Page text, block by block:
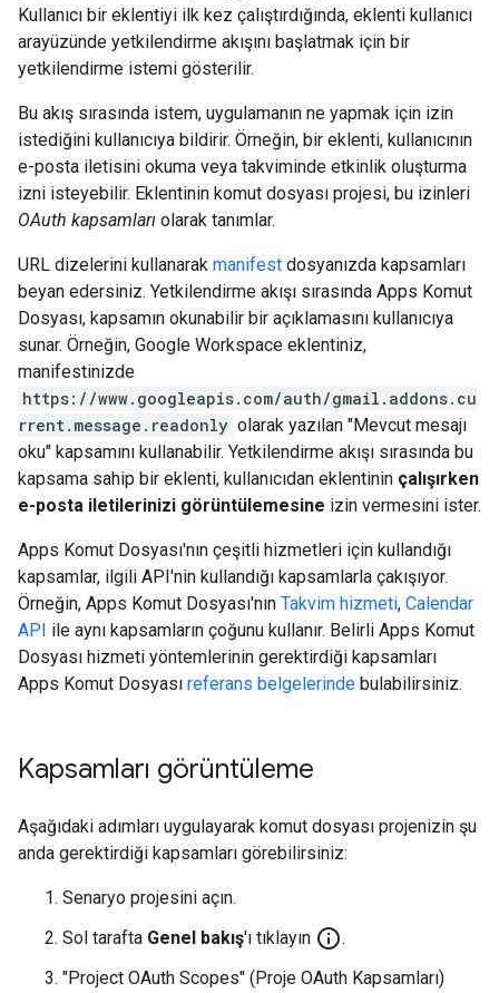
Kullanıcı bir eklentiyi ilk kez çalıştırdığında, eklenti kullanıcı
arayüzünde yetkilendirme akışını başlatmak için bir
yetkilendirme istemi gösterilir.
Bu akış sırasında istem, uygulamanın ne yapmak için izin
istediğini kullanıcıya bildirir. Örneğin, bir eklenti, kullanıcının
e-posta iletisini okuma veya takviminde etkinlik oluşturma
izni isteyebilir. Eklentinin komut dosyası projesi, bu izinleri
OAuth kapsamları olarak tanımlar.
URL dizelerini kullanarak manifest dosyanızda kapsamları
beyan edersiniz. Yetkilendirme akışı sırasında Apps Komut
Dosyası, kapsamın okunabilir bir açıklamasını kullanıcıya
sunar. Örneğin, Google Workspace eklentiniz,
manifestinizde
https://www.googleapis.com/auth/gmail.addons.cu
rrent.message.readonly olarak yazılan "Mevcut mesajı
oku" kapsamını kullanabilir. Yetkilendirme akışı sırasında bu
kapsama sahip bir eklenti, kullanıcıdan eklentinin çalışırken
e-posta iletilerinizi görüntülemesine izin vermesini ister.
Apps Komut Dosyası'nın çeşitli hizmetleri için kullandığı
kapsamlar, ilgili API'nin kullandığı kapsamlarla çakışıyor.
Örneğin, Apps Komut Dosyası'nın Takvim hizmeti, Calendar
API ile aynı kapsamların çoğunu kullanır. Belirli Apps Komut
Dosyası hizmeti yöntemlerinin gerektirdiği kapsamları
Apps Komut Dosyası referans belgelerinde bulabilirsiniz.
Kapsamları görüntüleme
Aşağıdaki adımları uygulayarak komut dosyası projenizin şu
anda gerektirdiği kapsamları görebilirsiniz:
Senaryo projesini açın.
Sol tarafta Genel bakış'ı tıklayın info_outline.
"Project OAuth Scopes" (Proje OAuth Kapsamları)